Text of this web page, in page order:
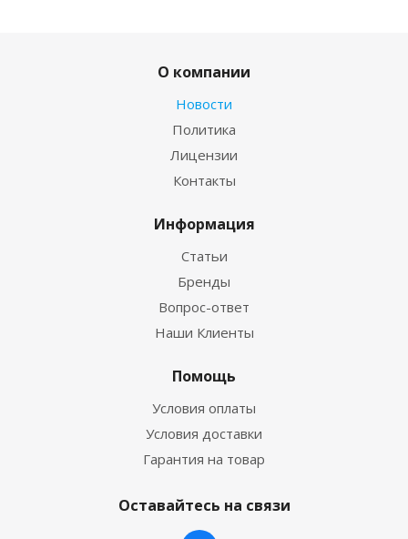
О компании
Новости
Политика
Лицензии
Контакты
Информация
Статьи
Бренды
Вопрос-ответ
Наши Клиенты
Помощь
Условия оплаты
Условия доставки
Гарантия на товар
Оставайтесь на связи